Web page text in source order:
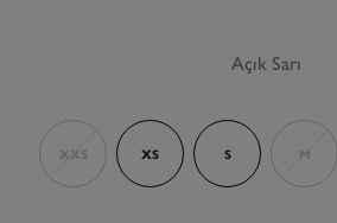
Açık Sarı
XXS XS S M